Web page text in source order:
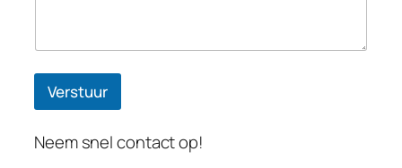
Verstuur
Neem snel contact op!